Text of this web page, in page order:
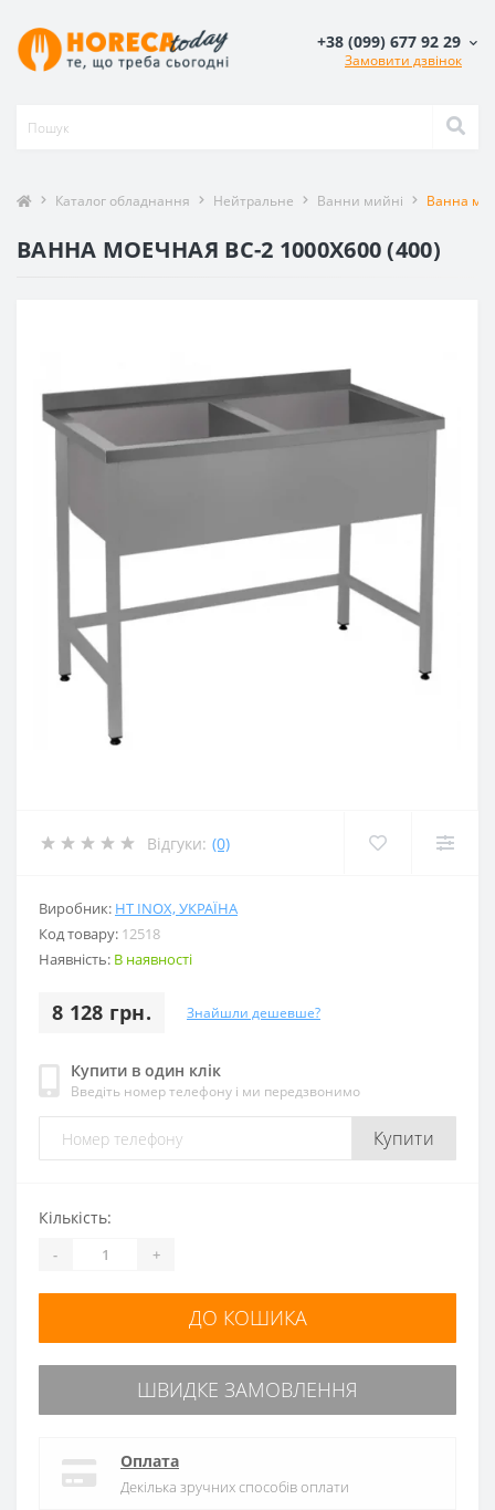
+38 (099) 677 92 29
Замовити дзвінок
Каталог обладнання Нейтральне Ванни мийні Ванна
ВАННА МОЕЧНАЯ ВС-2 1000X600 (400)
Відгуки: (0)
Виробник: HT INOX, УКРАЇНА
Код товару: 12518
Наявність: В наявності
8 128 грн. Знайшли дешевше?
Купити в один клік
Введіть номер телефону і ми передзвонимо
Купити
Кількість:
- +
ДО КОШИКА
ШВИДКЕ ЗАМОВЛЕННЯ
Оплата
Декілька зручних способів оплати